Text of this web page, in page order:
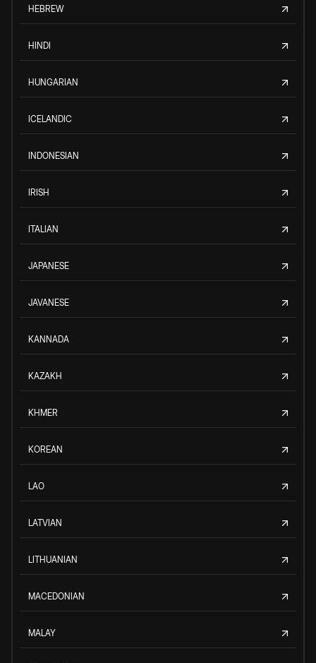
HEBREW
HINDI
HUNGARIAN
ICELANDIC
INDONESIAN
IRISH
ITALIAN
JAPANESE
JAVANESE
KANNADA
KAZAKH
KHMER
KOREAN
LAO
LATVIAN
LITHUANIAN
MACEDONIAN
MALAY